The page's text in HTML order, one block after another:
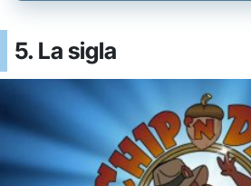
5. La sigla